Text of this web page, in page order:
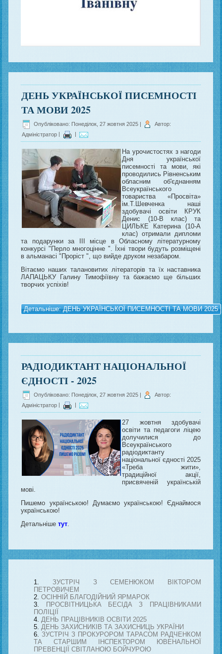
ДЕНЬ УКРАЇНСЬКОЇ ПИСЕМНОСТІ
ТА МОВИ 2025
Опубліковано: Понеділок, 27 жовтня 2025 |
Автор:
Адміністратор
На урочистостях з нагоди
Дня української
писемності та мови, які
проводились Рівненським
обласним об'єднанням
Всеукраїнського
товариства «Просвіта»
ім.Т.Шевченка наші
здобувачі освіти КРУК
Денис (10-В клас) та
ЦИЛЬКЕ Катерина (10-А
клас) отримали дипломи
та подарунки за ІІІ місце в Обласному літературному
конкурсі "Перло многоцінне ". Їхні твори будуть розміщені
в альманасі "Проріст ", що вийде друком незабаром.
Вітаємо наших талановитих літераторів та їх наставника
ЛАПАЦЬКУ Галину Тимофіївну та бажаємо ще більших
творчих успіхів!
Детальніше: ДЕНЬ УКРАЇНСЬКОЇ ПИСЕМНОСТІ ТА МОВИ 2025
РАДІОДИКТАНТ НАЦІОНАЛЬНОЇ
ЄДНОСТІ - 2025
Опубліковано: Понеділок, 27 жовтня 2025 |
Автор:
Адміністратор
27 жовтня здобувачі
освіти та педагоги ліцею
долучилися до
Всеукраїнського
радіодиктанту
національної єдності 2025
«Треба жити»,
традиційної акції,
присвяченій українській
мові.
Пишемо українською! Думаємо українською! Єднаймося
українською!
Детальнішетут.
ЗУСТРІЧ З СЕМЕНЮКОМ ВІКТОРОМ
ПЕТРОВИЧЕМ
ОСІННІЙ БЛАГОДІЙНИЙ ЯРМАРОК
ПРОСВІТНИЦЬКА БЕСІДА З ПРАЦІВНИКАМИ
ПОЛІЦІЇ
ДЕНЬ ПРАЦІВНИКІВ ОСВІТИ 2025
ДЕНЬ ЗАХИСНИКІВ ТА ЗАХИСНИЦЬ УКРАЇНИ
ЗУСТРІЧ З ПРОКУРОРОМ ТАРАСОМ РАДЧЕНКОМ
ТА СТАРШИМ ІНСПЕКТОРОМ ЮВЕНАЛЬНОЇ
ПРЕВЕНЦІЇ СВІТЛАНОЮ БОЙЧУРОЮ